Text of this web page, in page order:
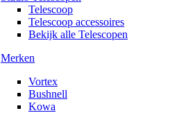
Telescoop
Telescoop accessoires
Bekijk alle Telescopen
Merken
Vortex
Bushnell
Kowa